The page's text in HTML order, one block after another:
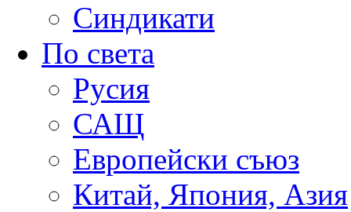
Синдикати
По света
Русия
САЩ
Европейски съюз
Китай, Япония, Азия